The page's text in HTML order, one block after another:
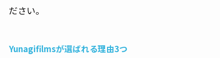
ださい。
Yunagifilmsが選ばれる理由3つ